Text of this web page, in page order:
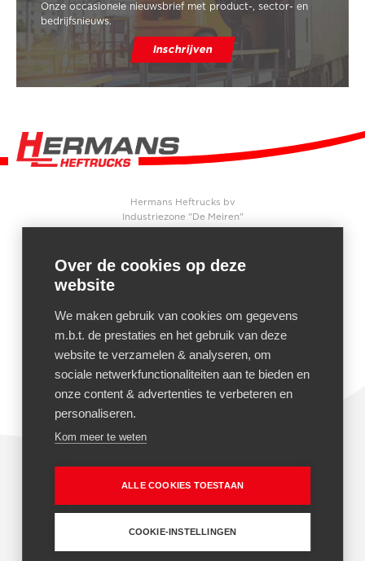
Over de cookies op deze
website
We maken gebruik van cookies om gegevens
m.b.t. de prestaties en het gebruik van deze
website te verzamelen & analyseren, om
sociale netwerkfunctionaliteiten aan te bieden en
onze content & advertenties te verbeteren en
personaliseren.
Kom meer te weten
ALLE COOKIES TOESTAAN
COOKIE-INSTELLINGEN
Onze occasionele nieuwsbrief met product-, sector- en
bedrijfsnieuws.
Inschrijven
Hermans Heftrucks bv
Industriezone "De Meiren"
België
+32 3 340 04 90
+32 3 340 04 91
Cookie policy
Rental Plus verzekering